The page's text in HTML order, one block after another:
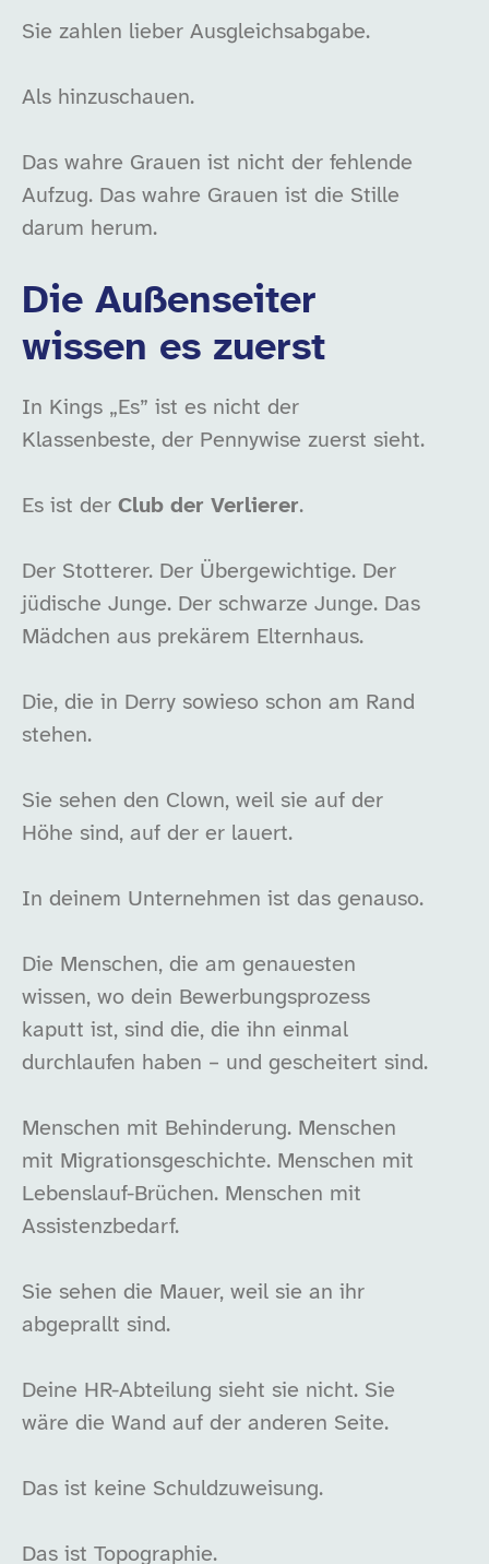
Sie zahlen lieber Ausgleichsabgabe.
Als hinzuschauen.
Das wahre Grauen ist nicht der fehlende
Aufzug. Das wahre Grauen ist die Stille
darum herum.
Die Außenseiter
wissen es zuerst
In Kings „Es” ist es nicht der
Klassenbeste, der Pennywise zuerst sieht.
Es ist der Club der Verlierer.
Der Stotterer. Der Übergewichtige. Der
jüdische Junge. Der schwarze Junge. Das
Mädchen aus prekärem Elternhaus.
Die, die in Derry sowieso schon am Rand
stehen.
Sie sehen den Clown, weil sie auf der
Höhe sind, auf der er lauert.
In deinem Unternehmen ist das genauso.
Die Menschen, die am genauesten
wissen, wo dein Bewerbungsprozess
kaputt ist, sind die, die ihn einmal
durchlaufen haben – und gescheitert sind.
Menschen mit Behinderung. Menschen
mit Migrationsgeschichte. Menschen mit
Lebenslauf-Brüchen. Menschen mit
Assistenzbedarf.
Sie sehen die Mauer, weil sie an ihr
abgeprallt sind.
Deine HR-Abteilung sieht sie nicht. Sie
wäre die Wand auf der anderen Seite.
Das ist keine Schuldzuweisung.
Das ist Topographie.